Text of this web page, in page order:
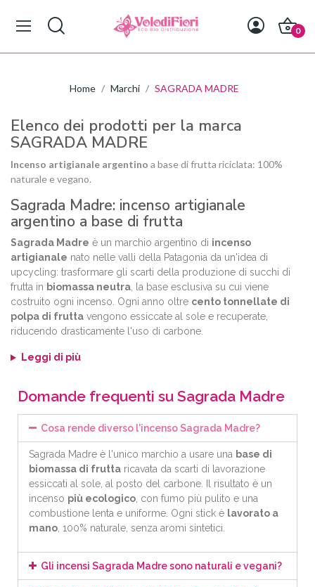
0
Home Marchi SAGRADA MADRE
Elenco dei prodotti per la marca
SAGRADA MADRE
Incenso artigianale argentino a base di frutta riciclata: 100%
naturale e vegano.
Sagrada Madre: incenso artigianale
argentino a base di frutta
Sagrada Madre è un marchio argentino di incenso
artigianale nato nelle valli della Patagonia da un'idea di
upcycling: trasformare gli scarti della produzione di succhi di
frutta in biomassa neutra, la base esclusiva su cui viene
costruito ogni incenso. Ogni anno oltre cento tonnellate di
polpa di frutta vengono essiccate al sole e recuperate,
riducendo drasticamente l'uso di carbone.
Leggi di più
Domande frequenti su Sagrada Madre
Cosa rende diverso l'incenso Sagrada Madre?
Sagrada Madre è l'unico marchio a usare una base di
biomassa di frutta ricavata da scarti di lavorazione
essiccati al sole, al posto del carbone. Il risultato è un
incenso più ecologico, con fumo più pulito e una
combustione lenta e uniforme. Ogni stick è lavorato a
mano, 100% naturale, senza aromi sintetici.
Gli incensi Sagrada Madre sono naturali e vegani?